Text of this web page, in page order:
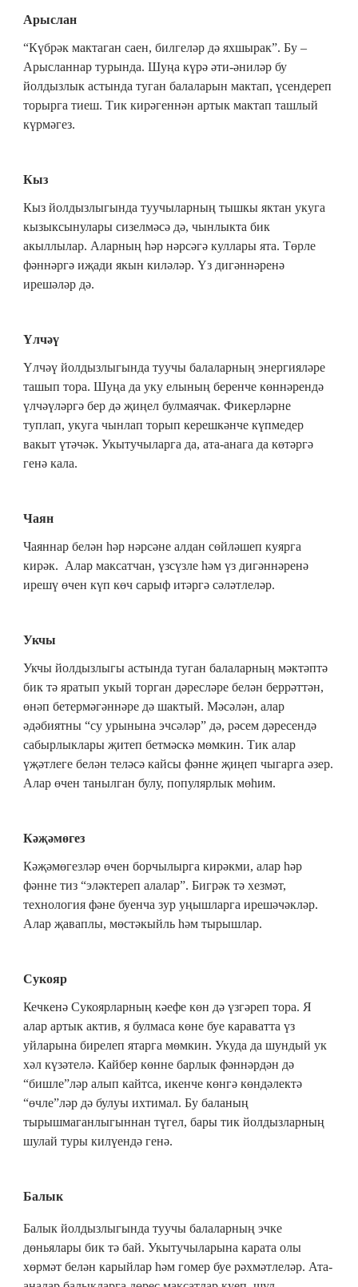
Арыслан
“Күбрәк мактаган саен, билгеләр дә яхшырак”. Бу –
Арысланнар турында. Шуңа күрә әти-әниләр бу
йолдызлык астында туган балаларын мактап, үсендереп
торырга тиеш. Тик кирәгеннән артык мактап ташлый
күрмәгез.
Кыз
Кыз йолдызлыгында туучыларның тышкы яктан укуга
кызыксынулары сизелмәсә дә, чынлыкта бик
акыллылар. Аларның һәр нәрсәгә куллары ята. Төрле
фәннәргә иҗади якын киләләр. Үз дигәннәренә
ирешәләр дә.
Үлчәү
Үлчәү йолдызлыгында туучы балаларның энергияләре
ташып тора. Шуңа да уку елының беренче көннәрендә
үлчәүләргә бер дә җиңел булмаячак. Фикерләрне
туплап, укуга чынлап торып керешкәнче күпмедер
вакыт үтәчәк. Укытучыларга да, ата-анага да көтәргә
генә кала.
Чаян
Чаяннар белән һәр нәрсәне алдан сөйләшеп куярга
кирәк. Алар максатчан, үзсүзле һәм үз дигәннәренә
ирешү өчен күп көч сарыф итәргә сәләтлеләр.
Укчы
Укчы йолдызлыгы астында туган балаларның мәктәптә
бик тә яратып укый торган дәресләре белән беррәттән,
өнәп бетермәгәннәре дә шактый. Мәсәлән, алар
әдәбиятны “су урынына эчсәләр” дә, рәсем дәресендә
сабырлыклары җитеп бетмәскә мөмкин. Тик алар
үҗәтлеге белән теләсә кайсы фәнне җиңеп чыгарга әзер.
Алар өчен танылган булу, популярлык мөһим.
Кәҗәмөгез
Кәҗәмөгезләр өчен борчылырга кирәкми, алар һәр
фәнне тиз “эләктереп алалар”. Бигрәк тә хезмәт,
технология фәне буенча зур уңышларга ирешәчәкләр.
Алар җаваплы, мөстәкыйль һәм тырышлар.
Сукояр
Кечкенә Сукоярларның кәефе көн дә үзгәреп тора. Я
алар артык актив, я булмаса көне буе караватта үз
уйларына бирелеп ятарга мөмкин. Укуда да шундый ук
хәл күзәтелә. Кайбер көнне барлык фәннәрдән дә
“бишле”ләр алып кайтса, икенче көнгә көндәлектә
“өчле”ләр дә булуы ихтимал. Бу баланың
тырышмаганлыгыннан түгел, бары тик йолдызларның
шулай туры килүендә генә.
Балык
Балык йолдызлыгында туучы балаларның эчке
дөньялары бик тә бай. Укытучыларына карата олы
хөрмәт белән карыйлар һәм гомер буе рәхмәтлеләр. Ата-